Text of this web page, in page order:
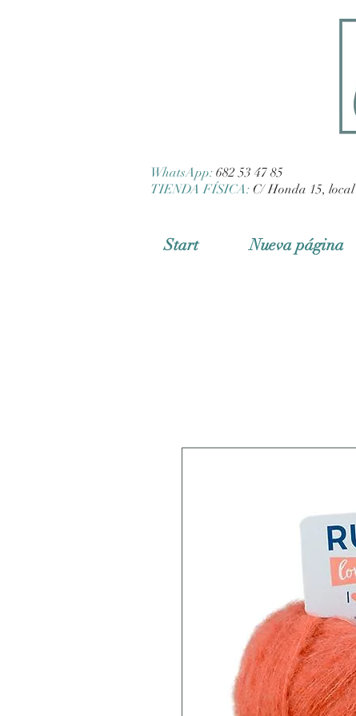
WhatsApp: 682 53 47 85
TIENDA FÍSICA: C/ Honda 15,
Start Nueva página